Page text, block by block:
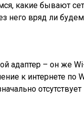
какие бывают
него вряд ли
адаптер – он же
к интернете по